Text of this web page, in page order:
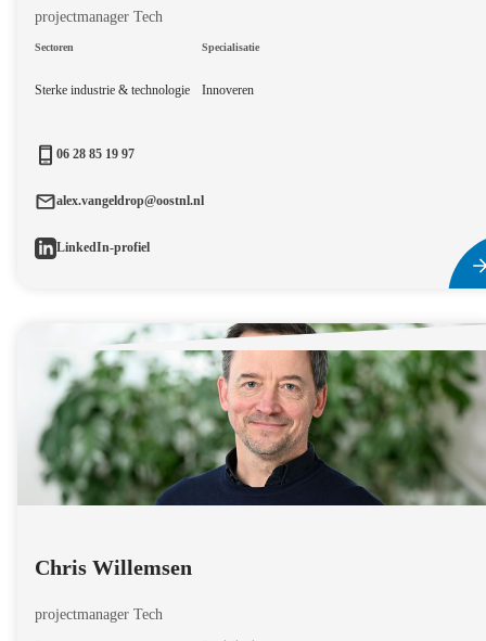
projectmanager Tech
Sectoren
Sterke industrie & technologie
Specialisatie
Innoveren
06 28 85 19 97
alex.vangeldrop@oostnl.nl
LinkedIn-profiel
Chris Willemsen
projectmanager Tech